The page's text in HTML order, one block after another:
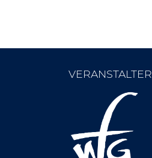
VERANSTALTER